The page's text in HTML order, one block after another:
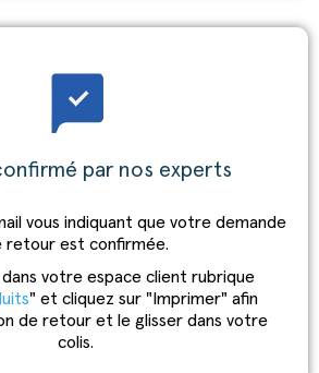
par nos experts
vous indiquant que votre demande
retour est confirmée.
votre espace client rubrique
" et cliquez sur "Imprimer" afin
de retour et le glisser dans votre
colis.